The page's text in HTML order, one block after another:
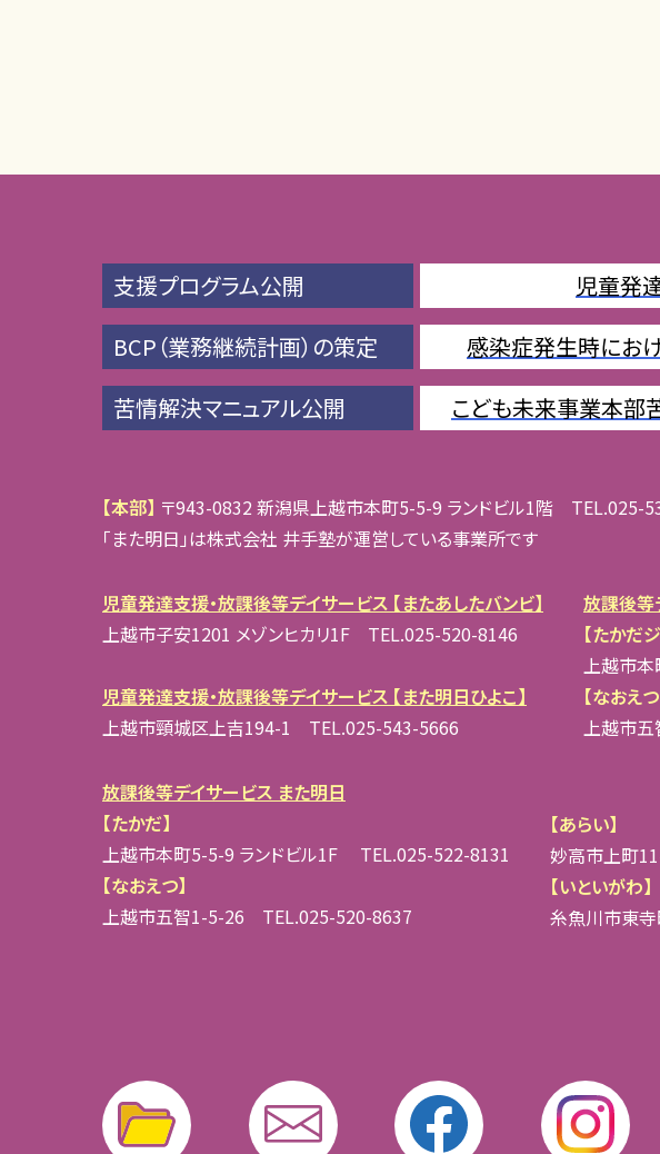
支援プログラム公開 児童発
BCP（業務継続計画）の策定
感染症発生時にお
苦情解決マニュアル公開
こども未来事業本部
【本部】 〒943-0832 新潟県上越市本町5-5-9 ランドビル1階
「また明日」は株式会社 井手塾が運営している事業所です
児童発達支援・放課後等デイサービス 【またあしたバンビ】
上越市子安1201 メゾンヒカリ1F TEL.025-520-8146
児童発達支援・放課後等デイサービス 【また明日ひよこ】
上越市頸城区上吉194-1 TEL.025-543-5666
放課後等
【たかだ
上越市
【なおえ
上越市
放課後等デイサービス また明日
【たかだ】
上越市本町5-5-9 ランドビル1F TEL.025-522-8131
【なおえつ】
上越市五智1-5-26 TEL.025-520-8637
【あらい】
妙高市上町
【いといがわ】
糸魚川市東